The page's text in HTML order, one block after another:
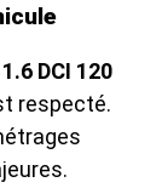
DCI 120
respecté.